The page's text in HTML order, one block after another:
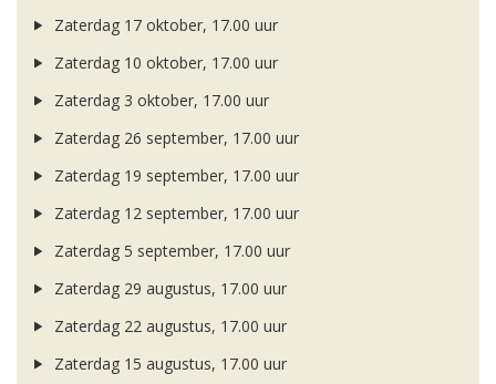
Zaterdag 17 oktober, 17.00 uur
Zaterdag 10 oktober, 17.00 uur
Zaterdag 3 oktober, 17.00 uur
Zaterdag 26 september, 17.00 uur
Zaterdag 19 september, 17.00 uur
Zaterdag 12 september, 17.00 uur
Zaterdag 5 september, 17.00 uur
Zaterdag 29 augustus, 17.00 uur
Zaterdag 22 augustus, 17.00 uur
Zaterdag 15 augustus, 17.00 uur